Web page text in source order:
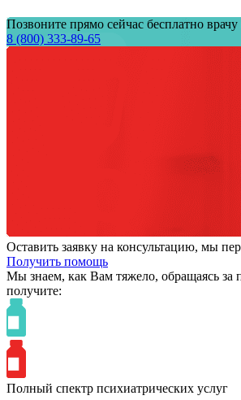
Позвоните прямо сейчас бесплатно врачу
8 (800) 333-89-65
Оставить заявку на консультацию, мы
Получить помощь
Мы знаем, как Вам тяжело, обращаясь
получите:
Полный спектр психиатрических услуг